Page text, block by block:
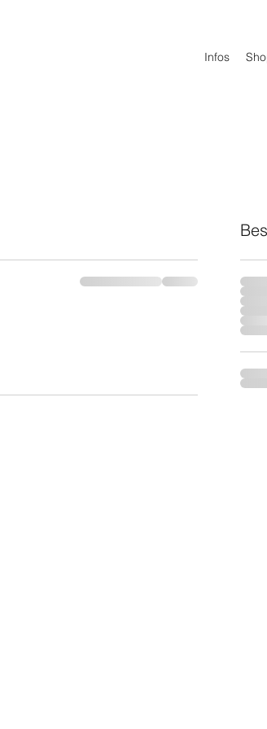
Infos